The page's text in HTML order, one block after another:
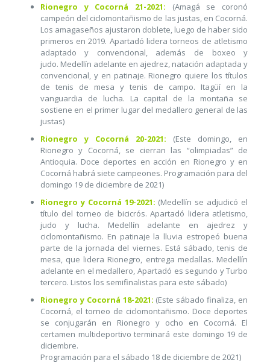
Rionegro y Cocorná 21-2021:
(Amagá se coronó
campeón del ciclomontañismo de las justas, en Cocorná.
Los amagaseños ajustaron doblete, luego de haber sido
primeros en 2019. Apartadó lidera torneos de atletismo
adaptado y convencional, además de boxeo y
judo. Medellín adelante en ajedrez, natación adaptada y
convencional, y en patinaje. Rionegro quiere los títulos
de tenis de mesa y tenis de campo. Itagüí en la
vanguardia de lucha. La capital de la montaña se
sostiene en el primer lugar del medallero general de las
justas)
Rionegro y Cocorná 20-2021:
(Este domingo, en
Rionegro y Cocorná, se cierran las “olimpiadas” de
Antioquia. Doce deportes en acción en Rionegro y en
Cocorná habrá siete campeones. Programación para del
domingo 19 de diciembre de 2021)
Rionegro y Cocorná 19-2021: (Medellín se adjudicó el
título del torneo de bicicrós. Apartadó lidera atletismo,
judo y lucha. Medellín adelante en ajedrez y
ciclomontañismo. En patinaje la lluvia estropeó buena
parte de la jornada del viernes. Está sábado, tenis de
mesa, que lidera Rionegro, entrega medallas. Medellín
adelante en el medallero, Apartadó es segundo y Turbo
tercero. Listos los semifinalistas para este sábado)
Rionegro y Cocorná 18-2021: (Este sábado finaliza, en
Cocorná, el torneo de ciclomontañismo. Doce deportes
se conjugarán en Rionegro y ocho en Cocorná. El
certamen multideportivo terminará este domingo 19 de
diciembre.
Programación para el sábado 18 de diciembre de 2021)